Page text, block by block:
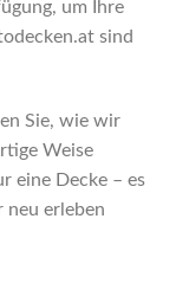
um Ihre
sind
Sie, wie wir
Weise
eine Decke – es
neu erleben